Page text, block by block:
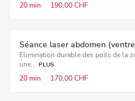
20 min 190,00 CHF
Séance laser abdomen
Elimination durable des poils de la
une... PLUS
20 min 170,00 CHF